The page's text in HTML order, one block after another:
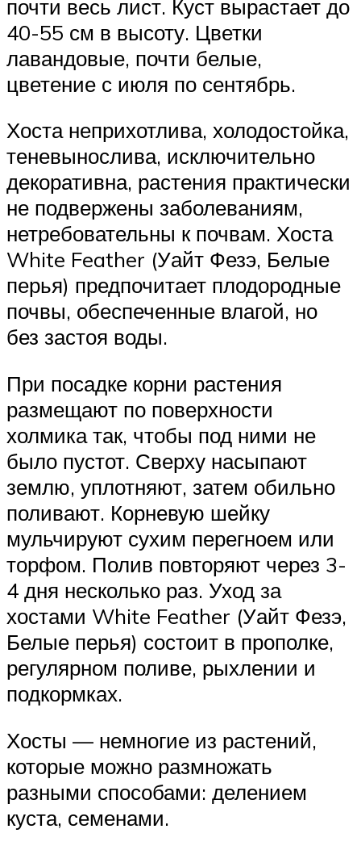
почти весь лист. Куст вырастает до
40-55 см в высоту. Цветки
лавандовые, почти белые,
цветение с июля по сентябрь.
Хоста неприхотлива, холодостойка,
теневынослива, исключительно
декоративна, растения практически
не подвержены заболеваниям,
нетребовательны к почвам. Хоста
White Feather (Уайт Фезэ, Белые
перья) предпочитает плодородные
почвы, обеспеченные влагой, но
без застоя воды.
При посадке корни растения
размещают по поверхности
холмика так, чтобы под ними не
было пустот. Сверху насыпают
землю, уплотняют, затем обильно
поливают. Корневую шейку
мульчируют сухим перегноем или
торфом. Полив повторяют через 3-
4 дня несколько раз. Уход за
хостами White Feather (Уайт Фезэ,
Белые перья) состоит в прополке,
регулярном поливе, рыхлении и
подкормках.
Хосты — немногие из растений,
которые можно размножать
разными способами: делением
куста, семенами.